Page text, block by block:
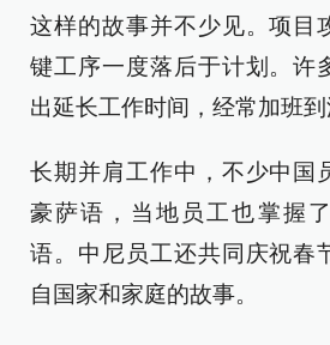
这样的故事并不少见。项目
键工序一度落后于计划。许
出延长工作时间，经常加班到
长期并肩工作中，不少中国
豪萨语，当地员工也掌握
语。中尼员工还共同庆祝春
自国家和家庭的故事。